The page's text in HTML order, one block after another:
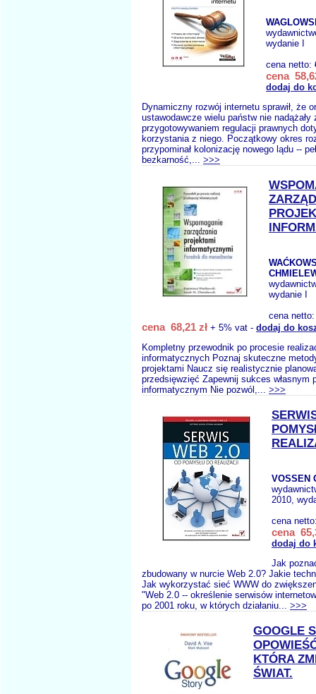
wydanie I
cena netto:
cena
dodaj do
Dynamiczny rozwój internetu sprawił, że
ustawodawcze wielu państw nie nadążały
przygotowywaniem regulacji prawnych
korzystania z niego. Początkowy okres
przypominał kolonizację nowego lądu --
bezkarność,... >>>
wydanie I
cena
cena 68,21 zł + 5% vat - dodaj do
Kompletny przewodnik po procesie
informatycznych Poznaj skuteczne
projektami Naucz się realistycznie
przedsięwzięć Zapewnij sukces własnym
informatycznym Nie pozwól,... >>>
VOSSEN
2010,
cena
cena
dodaj do
Jak
zbudowany w nurcie Web 2.0? Jakie
Jak wykorzystać sieć WWW do
"Web 2.0 -- określenie serwisów
po 2001 roku, w których działaniu... >>>
GOOGLE
KTÓRA
ŚWIAT.